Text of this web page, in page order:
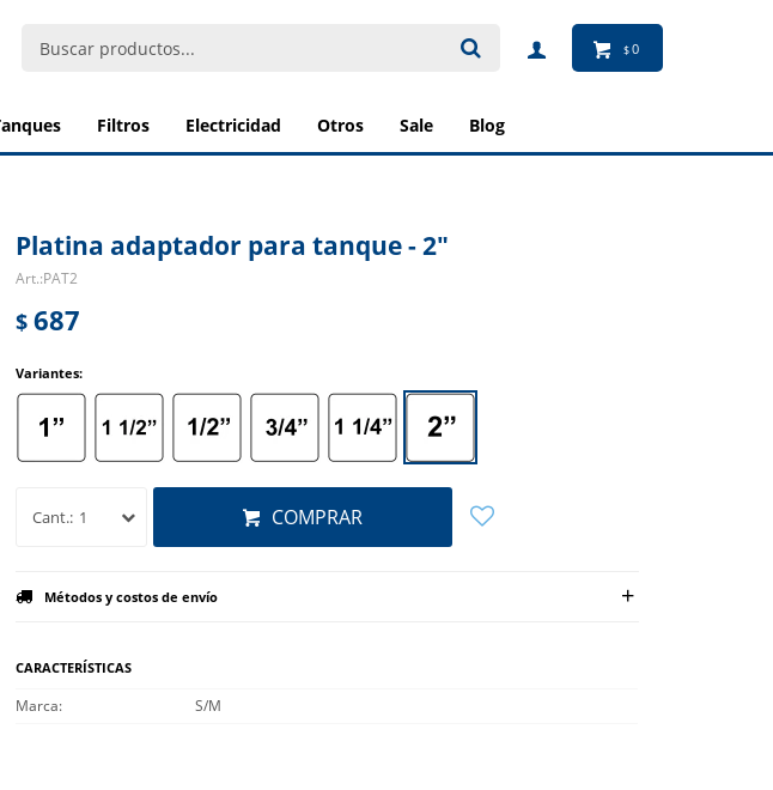
tanques filtros electricidad otros sale blog
$0
Platina adaptador para tanque - 2"
PAT2
$ 687
Variantes:
1 COMPRAR
Métodos y costos de envío
CARACTERÍSTICAS
Marca S/M